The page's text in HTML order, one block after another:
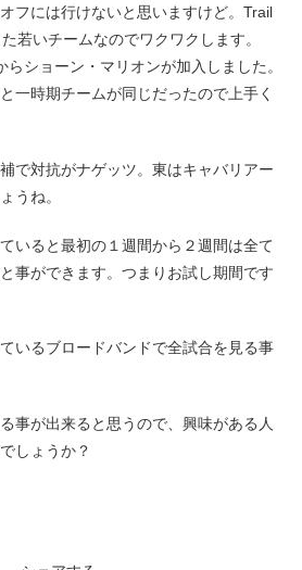
フには行けないと思いますけど。Trail
若いチームなのでワクワクします。
ショーン・マリオンが加入しました。
一時期チームが同じだったので上手く
で対抗がナゲッツ。東はキャバリアー
うね。
いると最初の１週間から２週間は全て
事ができます。つまりお試し期間です
いるブロードバンドで全試合を見る事
事が出来ると思うので、興味がある人
しょうか？